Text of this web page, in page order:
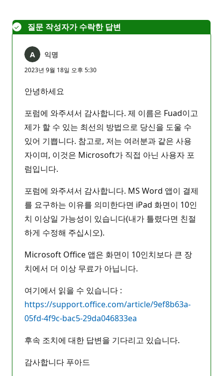
질문 작성자가 수락한 답변
익명
2023년 9월 18일 오후 5:30
안녕하세요
포럼에 와주셔서 감사합니다. 제 이름은 Fuad이고
제가 할 수 있는 최선의 방법으로 당신을 도울 수
있어 기쁩니다. 참고로, 저는 여러분과 같은 사용
자이며, 이것은 Microsoft가 직접 아닌 사용자 포
럼입니다.
포럼에 와주셔서 감사합니다. MS Word 앱이 결제
를 요구하는 이유를 의미한다면 iPad 화면이 10인
치 이상일 가능성이 있습니다(내가 틀렸다면 친절
하게 수정해 주십시오).
Microsoft Office 앱은 화면이 10인치보다 큰 장
치에서 더 이상 무료가 아닙니다.
여기에서 읽을 수 있습니다 :
https://support.office.com/article/9ef8b63a-
05fd-4f9c-bac5-29da046833ea
후속 조치에 대한 답변을 기다리고 있습니다.
감사합니다 푸아드